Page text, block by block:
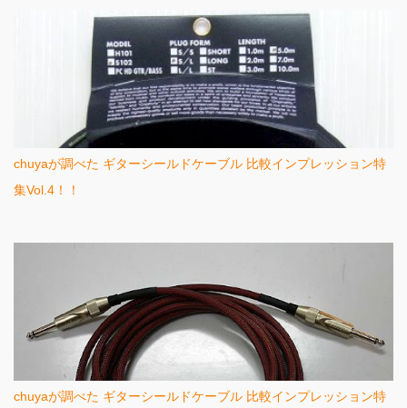
chuyaが調べた ギターシールドケーブル 比較インプレッション特
集Vol.4！！
chuyaが調べた ギターシールドケーブル 比較インプレッション特